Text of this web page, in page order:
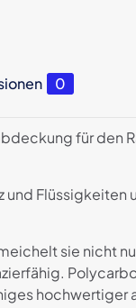
0
für den
sie nicht